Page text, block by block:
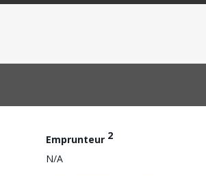
Emprunteur 2
N/A